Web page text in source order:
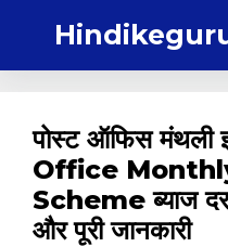
पोस्ट ऑफिस
Office
Scheme ब्याज
और पूरी जानकारी